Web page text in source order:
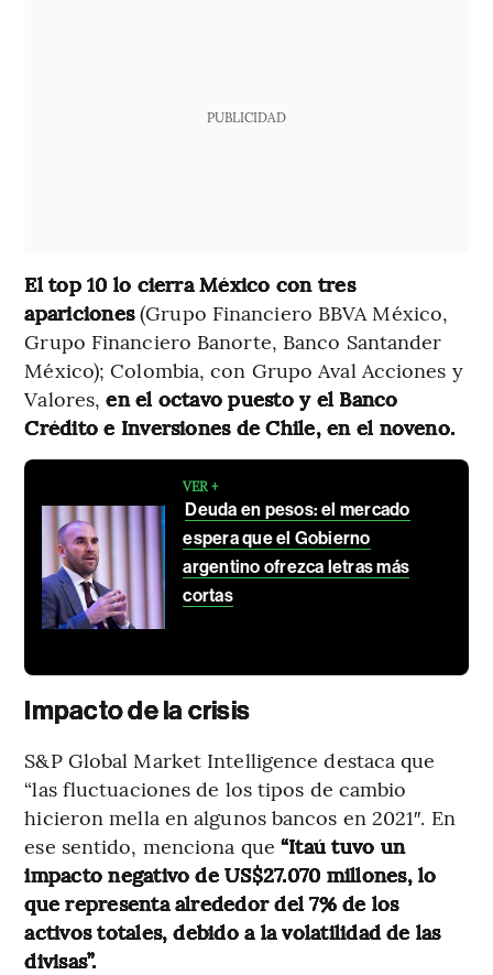
PUBLICIDAD
El top 10 lo cierra México con tres
apariciones(Grupo Financiero BBVA México,
Grupo Financiero Banorte, Banco Santander
México); Colombia, con Grupo Aval Acciones y
Valores,en el octavo puesto y el Banco
Crédito e Inversiones de Chile, en el noveno.
VER +
Deuda en pesos: el mercado
espera que el Gobierno
argentino ofrezca letras más
cortas
Impacto de la crisis
S&P Global Market Intelligence destaca que
“las fluctuaciones de los tipos de cambio
hicieron mella en algunos bancos en 2021″. En
ese sentido, menciona que “Itaú tuvo un
impacto negativo de US$27.070 millones, lo
que representa alrededor del 7% de los
activos totales, debido a la volatilidad de las
divisas”.